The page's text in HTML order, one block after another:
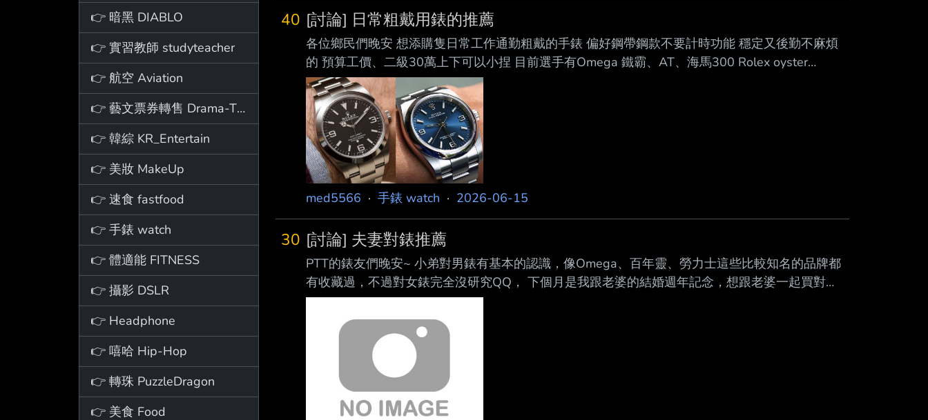
👉 暗黑 DIABLO
👉 實習教師 studyteacher
👉 航空 Aviation
👉 藝文票券轉售 Drama-Ticket
👉 韓綜 KR_Entertain
👉 美妝 MakeUp
👉 速食 fastfood
👉 手錶 watch
👉 體適能 FITNESS
👉 攝影 DSLR
👉 Headphone
👉 嘻哈 Hip-Hop
👉 轉珠 PuzzleDragon
👉 美食 Food
先去官網客戶服務寫訊息。 主要是再詳細描述問題然後表示對洗油維護失去信心，最後提出更換機
芯的要求。 應該是因為有
40 [討論] 日常粗戴用錶的推薦
各位鄉民們晚安 想添購隻日常工作通勤粗戴的手錶 偏好鋼帶鋼款不要計時功能 穩定又後勤不麻煩
的 預算工價、二級30萬上下可以小捏 目前選手有Omega 鐵霸、AT、海馬300 Rolex oyster
perpetual 伯爵polos （？） 希望有錶友的使用心得或是其他推薦可以分享 -- 雖然沒有勞歐的偏好
但土豆先不考慮謝謝推薦 那篇我也有推但要我自己買沒有很中意50蟳XD 竟然漏了224270，感謝
提醒 三眼計時先不考慮 謝謝板友推薦~ 目前鎖定探一、工程師、AT去賞錶XD
med5566 · 手錶 watch · 2026-06-15
30 [討論] 夫妻對錶推薦
PTT的錶友們晚安~ 小弟對男錶有基本的認識，像Omega、百年靈、勞力士這些比較知名的品牌都
有收藏過，不過對女錶完全沒研究QQ， 下個月是我跟老婆的結婚週年記念，想跟老婆一起買對
錶，不知道大家是否能幫忙推薦 目前有想到的有Omega Aqua Terra、Cartier Santos（這兩個錶款
剛好都有分大小錶徑） 不過為了預防我老婆不喜歡上述這兩款，想多收集一些名單然後再帶我老婆
去看 不知道大家是否有其他的對錶推薦？ 預算大概是兩隻錶50~60萬以內 感謝大家QQ --